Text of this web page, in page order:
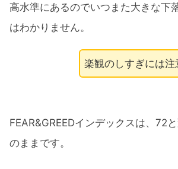
高水準にあるのでいつまた大きな下
はわかりません。
楽観のしすぎには注
FEAR&GREEDインデックスは、72
のままです。